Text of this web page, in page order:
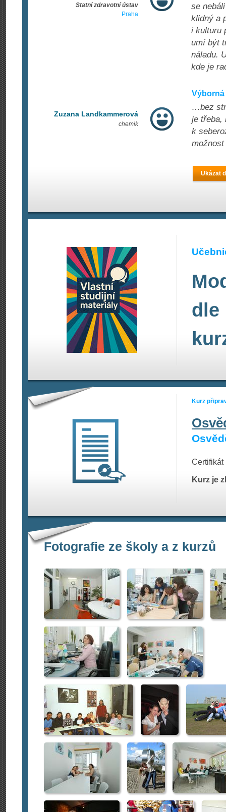
Statní zdravotní ústav
Praha
se
klidný a
i kulturu
umí být
náladu.
kde je
Zuzana Landkammerová
chemik
…bez
je třeba,
k
Ukázat
dle
Kurz
Certifikát
Kurz je
Fotografie ze školy a z kurzů